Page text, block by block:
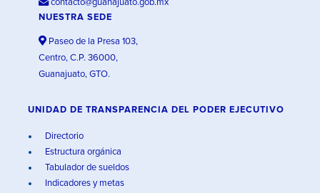
contacto@guanajuato.gob.mx
NUESTRA SEDE
Paseo de la Presa 103,
Centro, C.P. 36000,
Guanajuato, GTO.
UNIDAD DE TRANSPARENCIA DEL PODER EJECUTIVO
Directorio
Estructura orgánica
Tabulador de sueldos
Indicadores y metas